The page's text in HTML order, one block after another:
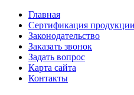
Главная
Сертификация продукции
Законодательство
Заказать звонок
Задать вопрос
Карта сайта
Контакты